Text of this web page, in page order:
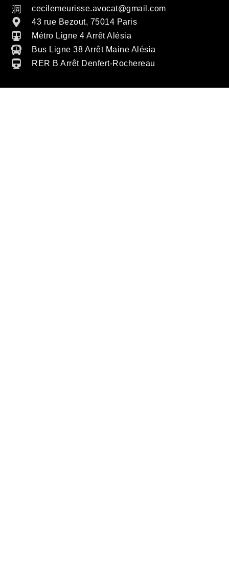
cecilemeurisse.avocat@gmail.com
43 rue Bezout, 75014 Paris
Métro Ligne 4 Arrêt Alésia
Bus Ligne 38 Arrêt Maine Alésia
RER B Arrêt Denfert-Rochereau